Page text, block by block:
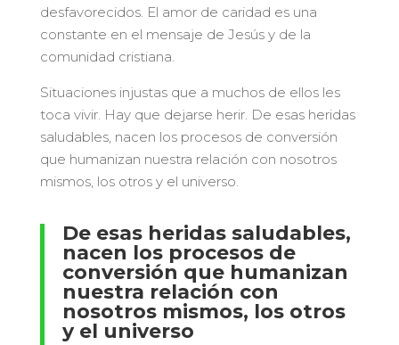
desfavorecidos. El amor de caridad es una
constante en el mensaje de Jesús y de la
comunidad cristiana.
Situaciones injustas que a muchos de ellos les
toca vivir. Hay que dejarse herir. De esas heridas
saludables, nacen los procesos de conversión
que humanizan nuestra relación con nosotros
mismos, los otros y el universo.
De esas heridas saludables,
nacen los procesos de
conversión que humanizan
nuestra relación con
nosotros mismos, los otros
y el universo